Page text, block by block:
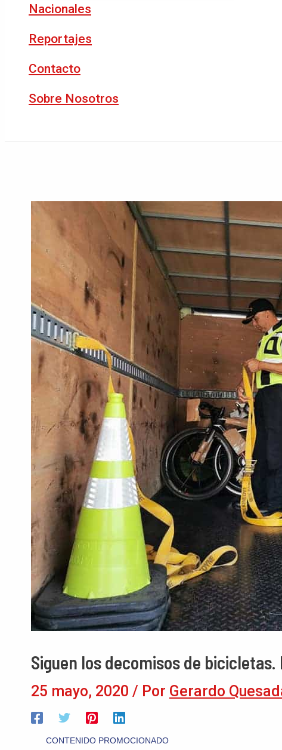
Nacionales
Reportajes
Contacto
Sobre Nosotros
Siguen los decomisos de
25 mayo, 2020 / Por Gerardo